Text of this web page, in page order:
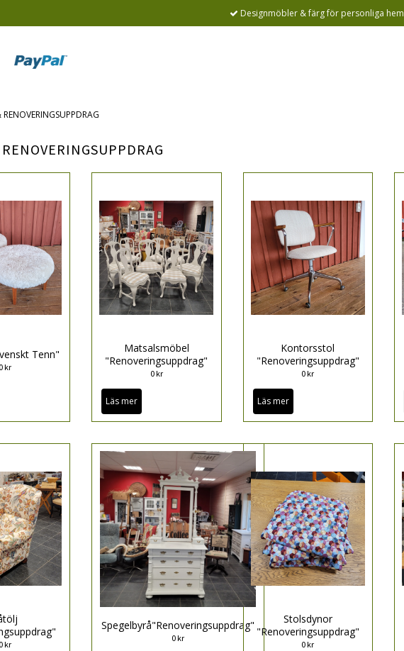
Designmöbler & färg för personliga hem
Tenn"
0 kr
Matsalsmöbel
"Renoveringsuppdrag"
0 kr
Läs mer
Kontorsstol
"Renoveringsuppdrag"
0 kr
Läs mer
0 kr
Spegelbyrå"Renoveringsuppdrag"
0 kr
Stolsdynor
"Renoveringsuppdrag"
0 kr